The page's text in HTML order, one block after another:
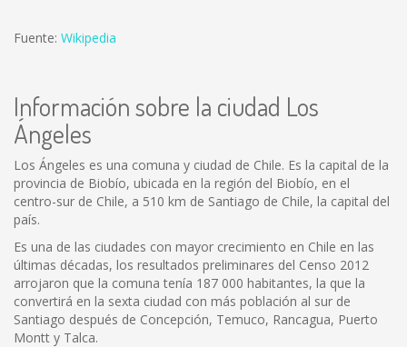
Fuente: Wikipedia
Información sobre la ciudad Los
Ángeles
Los Ángeles es una comuna y ciudad de Chile. Es la capital de la
provincia de Biobío, ubicada en la región del Biobío, en el
centro-sur de Chile, a 510 km de Santiago de Chile, la capital del
país.
Es una de las ciudades con mayor crecimiento en Chile en las
últimas décadas, los resultados preliminares del Censo 2012
arrojaron que la comuna tenía 187 000 habitantes, la que la
convertirá en la sexta ciudad con más población al sur de
Santiago después de Concepción, Temuco, Rancagua, Puerto
Montt y Talca.